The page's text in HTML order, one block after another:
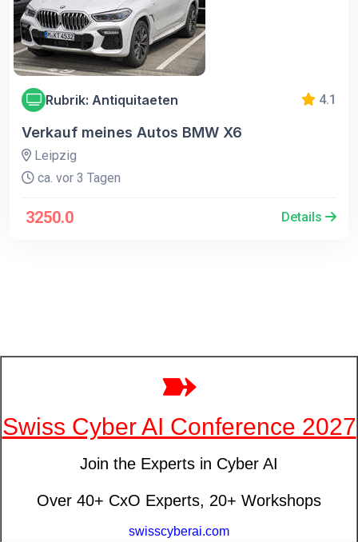
Rubrik: Antiquitaeten 4.1
Verkauf meines Autos BMW X6
Leipzig
ca. vor 3 Tagen
3250.0 Details